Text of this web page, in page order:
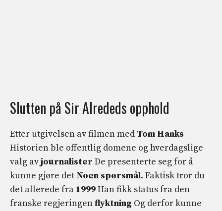
Slutten på Sir Alrededs opphold
Etter utgivelsen av filmen med Tom Hanks
Historien ble offentlig domene og hverdagslige
valg avjournalister De presenterte seg for å
kunne gjøre det Noen spørsmål. Faktisk tror du
det allerede fra 1999Han fikk status fra den
franske regjeringenflyktning Og derfor kunne